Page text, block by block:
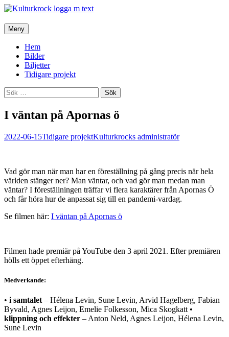
Meny Hoppa
till
innehåll
Hem
Bilder
Biljetter
Tidigare projekt
Sök
efter:
I väntan på Apornas ö
2022-06-15Tidigare projektKulturkrocks administratör
Vad gör man när man har en föreställning på gång precis när hela
världen stänger ner? Man väntar, och vad gör man medan man
väntar? I föreställningen träffar vi flera karaktärer från Apornas Ö
och får höra hur de anpassat sig till en pandemi-vardag.
Se filmen här: I väntan på Apornas ö
Filmen hade premiär på YouTube den 3 april 2021. Efter premiären
hölls ett öppet efterhäng.
Medverkande:
• i samtalet – Hélena Levin, Sune Levin, Arvid Hagelberg, Fabian
Byvald, Agnes Leijon, Emelie Folkesson, Mica Skogkatt •
klippning och effekter – Anton Neld, Agnes Leijon, Hélena Levin,
Sune Levin